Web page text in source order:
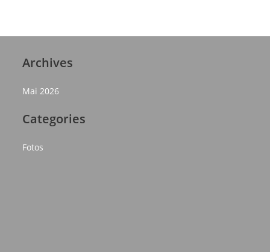
Archives
Mai 2026
Categories
Fotos